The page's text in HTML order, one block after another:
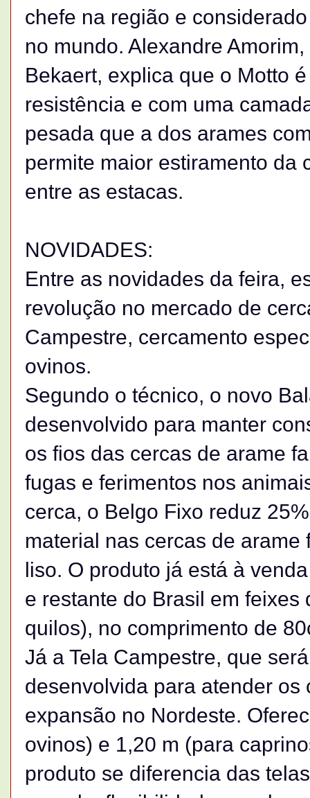
chefe na região e
no mundo. Alexandre
Bekaert, explica que o Motto
resistência e com uma
pesada que a dos arames
permite maior estiramento da
entre as estacas.
NOVIDADES:
Entre as novidades da feira,
revolução no mercado de
Campestre, cercamento
ovinos.
Segundo o técnico, o novo
desenvolvido para manter
os fios das cercas de arame
fugas e ferimentos nos
cerca, o Belgo Fixo reduz
material nas cercas de
liso. O produto já está à
e restante do Brasil em
quilos), no comprimento de
Já a Tela Campestre, que
desenvolvida para atender
expansão no Nordeste.
ovinos) e 1,20 m (para
produto se diferencia das